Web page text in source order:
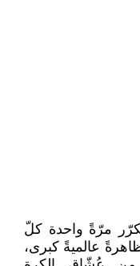
مرّةً واحدة كلّ
عالميةً كبرى،